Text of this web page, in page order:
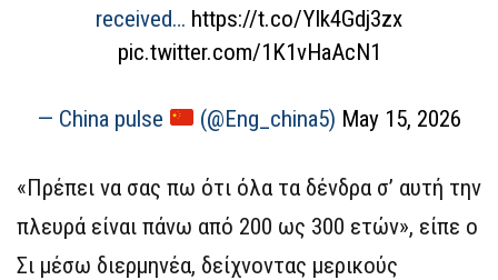
received… https://t.co/YIk4Gdj3zx
pic.twitter.com/1K1vHaAcN1
— China pulse (@Eng_china5) May 15, 2026
«Πρέπει να σας πω ότι όλα τα δένδρα σ’ αυτή την
πλευρά είναι πάνω από 200 ως 300 ετών», είπε ο
Σι μέσω διερμηνέα, δείχνοντας μερικούς